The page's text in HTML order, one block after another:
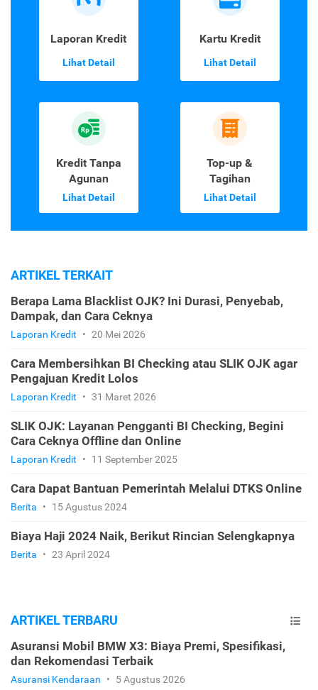
Laporan Kredit
Lihat Detail
Kartu Kredit
Lihat Detail
Kredit Tanpa
Agunan
Lihat Detail
Top-up &
Tagihan
Lihat Detail
ARTIKEL TERKAIT
Berapa Lama Blacklist OJK? Ini Durasi, Penyebab,
Dampak, dan Cara Ceknya
Laporan Kredit • 20 Mei 2026
Cara Membersihkan BI Checking atau SLIK OJK agar
Pengajuan Kredit Lolos
Laporan Kredit • 31 Maret 2026
SLIK OJK: Layanan Pengganti BI Checking, Begini
Cara Ceknya Offline dan Online
Laporan Kredit • 11 September 2025
Cara Dapat Bantuan Pemerintah Melalui DTKS Online
Berita • 15 Agustus 2024
Biaya Haji 2024 Naik, Berikut Rincian Selengkapnya
Berita • 23 April 2024
ARTIKEL TERBARU
Asuransi Mobil BMW X3: Biaya Premi, Spesifikasi,
dan Rekomendasi Terbaik
Asuransi Kendaraan • 5 Agustus 2026